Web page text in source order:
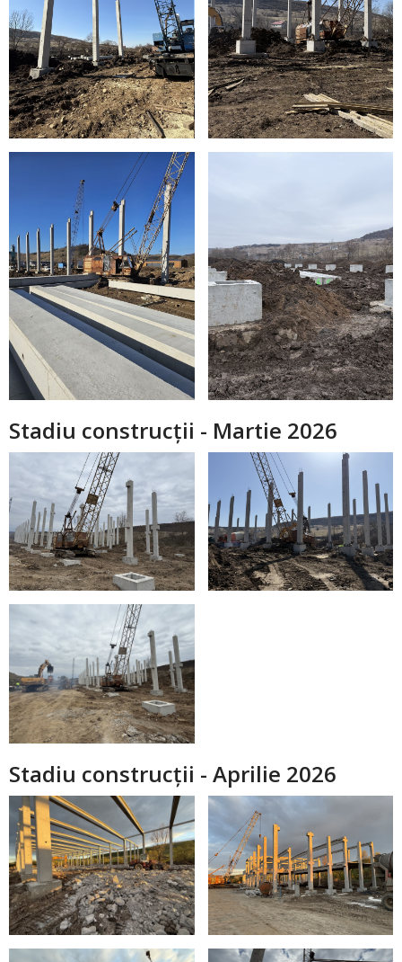
Stadiu construcții - Martie 2026
Stadiu construcții - Aprilie 2026